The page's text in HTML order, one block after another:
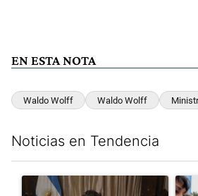
EN ESTA NOTA
Waldo Wolff Waldo Wolff
Noticias en Tendencia
Un artículo de tendencia con el Un